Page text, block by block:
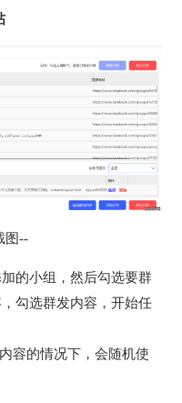
图--
的小组，然后勾选要群
勾选群发内容，开始任
容的情况下，会随机使